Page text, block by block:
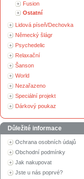
Fusion
Ostatní
Lidová píseň/Dechovka
Německý šlágr
Psychedelic
Relaxační
Šanson
World
Nezařazeno
Speciální projekt
Dárkový poukaz
Důležité informace
Ochrana osobních údajů
Obchodní podmínky
Jak nakupovat
Jste u nás poprvé?